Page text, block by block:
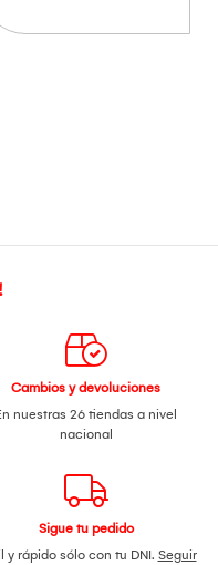
Cambios y devoluciones
nuestras 26 tiendas a nivel
nacional
Sigue tu pedido
y rápido sólo con tu DNI. Seguir